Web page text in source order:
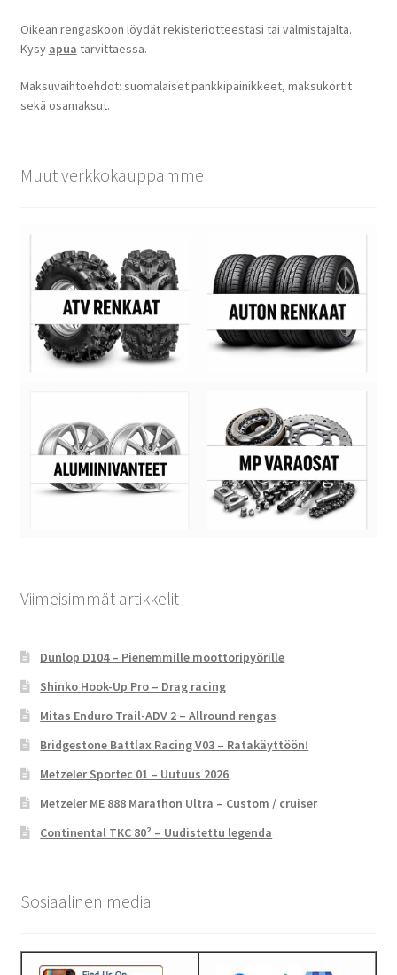
Oikean rengaskoon löydät rekisteriotteestasi tai valmistajalta.
Kysy apua tarvittaessa.
Maksuvaihtoehdot: suomalaiset pankkipainikkeet, maksukortit
sekä osamaksut.
Muut verkkokauppamme
Viimeisimmät artikkelit
Dunlop D104 – Pienemmille moottoripyörille
Shinko Hook-Up Pro – Drag racing
Mitas Enduro Trail-ADV 2 – Allround rengas
Bridgestone Battlax Racing V03 – Ratakäyttöön!
Metzeler Sportec 01 – Uutuus 2026
Metzeler ME 888 Marathon Ultra – Custom / cruiser
Continental TKC 80² – Uudistettu legenda
Sosiaalinen media